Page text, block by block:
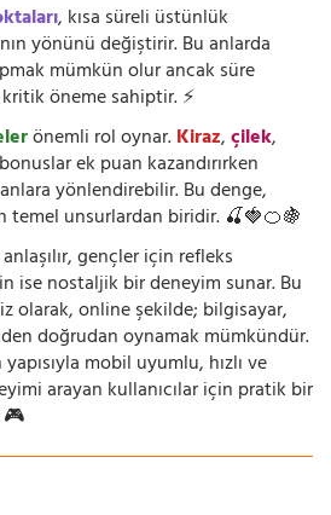
, kısa süreli üstünlük
yönünü değiştirir. Bu anlarda
mümkün olur ancak süre
kritik öneme sahiptir. ⚡
önemli rol oynar.Kiraz,çilek,
ek puan kazandırırken
yönlendirebilir. Bu denge,
temel unsurlardan biridir. 🍒🍓🍊🍇
gençler için refleks
ise nostaljik bir deneyim sunar. Bu
olarak, online şekilde; bilgisayar,
doğrudan oynamak mümkündür.
mobil uyumlu, hızlı ve
arayan kullanıcılar için pratik bir